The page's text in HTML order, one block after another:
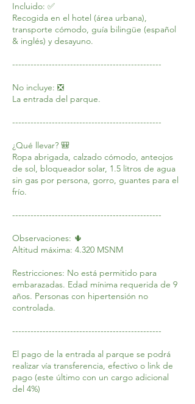
Incluido: ✅
Recogida en el hotel (área urbana),
transporte cómodo, guía bilingüe (español
& inglés) y desayuno.
-------------------------------------------------
No incluye: ❎
La entrada del parque.
-------------------------------------------------
¿Qué llevar? 🎒
Ropa abrigada, calzado cómodo, anteojos
de sol, bloqueador solar, 1.5 litros de agua
sin gas por persona, gorro, guantes para el
frío.
-------------------------------------------------
Observaciones: 🌵
Altitud máxima: 4.320 MSNM
Restricciones: No está permitido para
embarazadas. Edad mínima requerida de 9
años. Personas con hipertensión no
controlada.
-------------------------------------------------
El pago de la entrada al parque se podrá
realizar vía transferencia, efectivo o link de
pago (este último con un cargo adicional
del 4%)